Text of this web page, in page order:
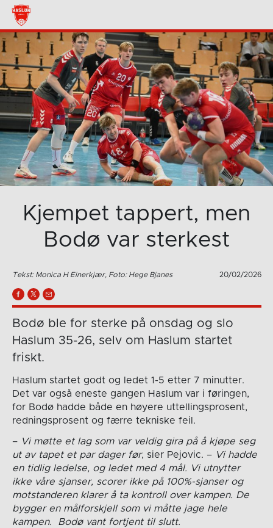
Kjempet tappert, men
Bodø var sterkest
Tekst: Monica H Einerkjær, Foto: Hege Bjanes 20/02/2026
Bodø ble for sterke på onsdag og slo
Haslum 35-26, selv om Haslum startet
friskt.
Haslum startet godt og ledet 1-5 etter 7 minutter.
Det var også eneste gangen Haslum var i føringen,
for Bodø hadde både en høyere uttellingsprosent,
redningsprosent og færre tekniske feil.
– Vi møtte et lag som var veldig gira på å kjøpe seg
ut av tapet et par dager før, sier Pejovic. – Vi hadde
en tidlig ledelse, og ledet med 4 mål. Vi utnytter
ikke våre sjanser, scorer ikke på 100%-sjanser og
motstanderen klarer å ta kontroll over kampen. De
bygger en målforskjell som vi måtte jage hele
kampen. Bodø vant fortjent til slutt.